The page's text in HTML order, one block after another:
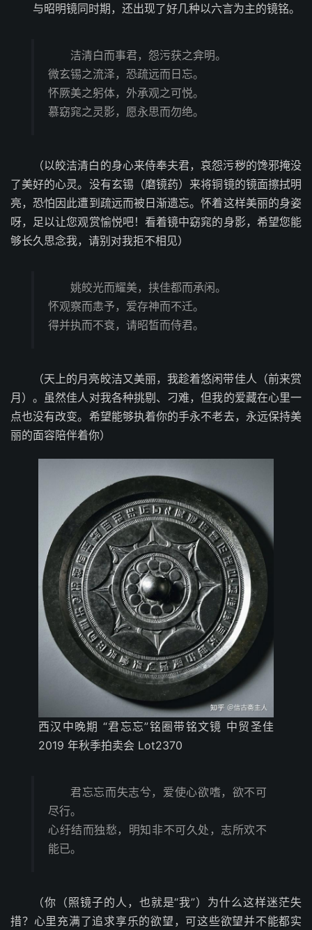
与昭明镜同时期，还出现了好几种以六言为主的镜铭。
洁清白而事君，怨污获之弇明。
微玄锡之流泽，恐疏远而日忘。
怀厥美之躬体，外承观之可悦。
慕窈窕之灵影，愿永思而勿绝。
（以皎洁清白的身心来侍奉夫君，哀怨污秽的馋邪掩没
了美好的心灵。没有玄锡（磨镜药）来将铜镜的镜面擦拭明
亮，恐怕因此遭到疏远而被日渐遗忘。怀着这样美丽的身姿
呀，足以让您观赏愉悦吧！看着镜中窈窕的身影，希望您能
够长久思念我，请别对我拒不相见）
姚皎光而耀美，挟佳都而承闲。
怀观察而恚予，爱存神而不迁。
得并执而不衰，请昭皙而侍君。
（天上的月亮皎洁又美丽，我趁着悠闲带佳人（前来赏
月）。虽然佳人对我各种挑剔、刁难，但我的爱藏在心里一
点也没有改变。希望能够执着你的手永不老去，永远保持美
丽的面容陪伴着你）
西汉中晚期 “君忘忘”铭圈带铭文镜 中贸圣佳
2019 年秋季拍卖会 Lot2370
君忘忘而失志兮，爱使心欲嗜，欲不可
尽行。
心纡结而独愁，明知非不可久处，志所欢不
能已。
（你（照镜子的人，也就是“我”）为什么这样迷茫失
措？心里充满了追求享乐的欲望，可这些欲望并不能都实